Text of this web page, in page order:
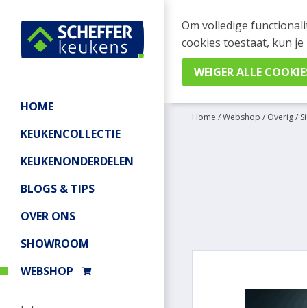
HOME
KEUKENCOLLECTIE
KEUKENONDERDELEN
BLOGS & TIPS
OVER ONS
SHOWROOM
WEBSHOP
WEBSHOP
Je kan tijdelijk geen
Home /Webshop / Overig/
Om volledige
cookies toestaat, kun